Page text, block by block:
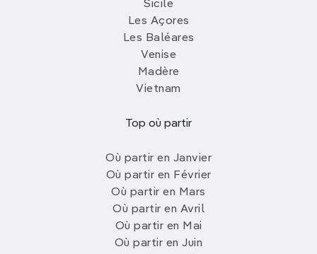
Sicile
Les Açores
Les Baléares
Venise
Madère
Vietnam
Top où partir
Où partir en Janvier
Où partir en Février
Où partir en Mars
Où partir en Avril
Où partir en Mai
Où partir en Juin